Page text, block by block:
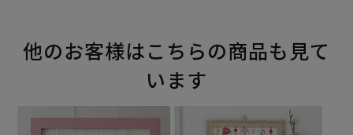
他のお客様はこちらの商品も見て
います